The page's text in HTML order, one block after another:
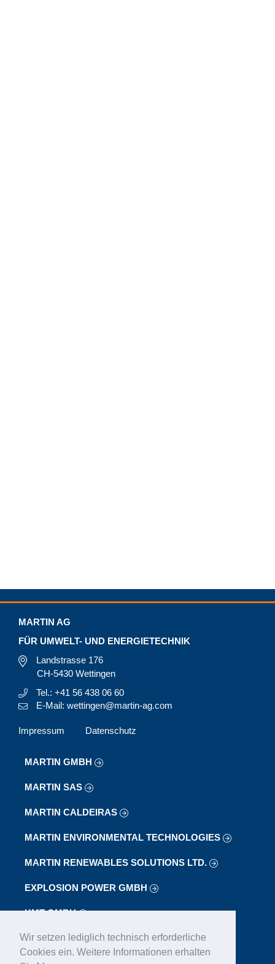
Wir setzen lediglich technisch erforderliche
Cookies ein. Weitere Informationen erhalten
MARTIN AG
FÜR UMWELT- UND ENERGIETECHNIK
Landstrasse 176
CH-5430 Wettingen
Tel.: +41 56 438 06 60
E-Mail: wettingen@martin-ag.com
Impressum Datenschutz
MARTIN GMBH
MARTIN SAS
MARTIN CALDEIRAS
MARTIN ENVIRONMENTAL TECHNOLOGIES
MARTIN RENEWABLES SOLUTIONS LTD.
EXPLOSION POWER GMBH
KMT GMBH
LAB